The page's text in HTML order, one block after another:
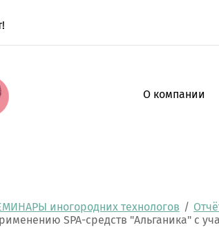
О компании
иногородних технологов /
SPA-средств "Альганика" с